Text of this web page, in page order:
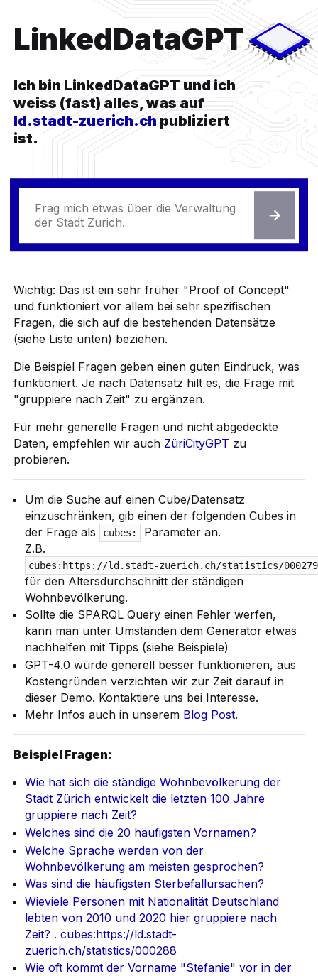
LinkedDataGPT
Ich bin LinkedDataGPT und ich
weiss (fast) alles, was auf
ld.stadt-zuerich.ch publiziert
ist.
Frage
Wichtig: Das ist ein sehr früher "Proof of Concept"
und funktioniert vor allem bei sehr spezifischen
Fragen, die sich auf die bestehenden Datensätze
(siehe Liste unten) beziehen.
Die Beispiel Fragen geben einen guten Eindruck, was
funktioniert. Je nach Datensatz hilt es, die Frage mit
"gruppiere nach Zeit" zu ergänzen.
Für mehr generelle Fragen und nicht abgedeckte
Daten, empfehlen wir auch ZüriCityGPT zu
probieren.
Um die Suche auf einen Cube/Datensatz
einzuschränken, gib einen der folgenden Cubes in
der Frage als
cubes:
Parameter an.
Z.B.
cubes:https://ld.stadt-zuerich.ch/statistics/000279
für den Altersdurchschnitt der ständigen
Wohnbevölkerung.
Sollte die SPARQL Query einen Fehler werfen,
kann man unter Umständen dem Generator etwas
nachhelfen mit Tipps (siehe Beispiele)
GPT-4.0 würde generell besser funktionieren, aus
Kostengründen verzichten wir zur Zeit darauf in
dieser Demo. Kontaktiere uns bei Interesse.
Mehr Infos auch in unserem Blog Post.
Beispiel Fragen:
Wie hat sich die ständige Wohnbevölkerung der
Stadt Zürich entwickelt die letzten 100 Jahre
gruppiere nach Zeit?
Welches sind die 20 häufigsten Vornamen?
Welche Sprache werden von der
Wohnbevölkerung am meisten gesprochen?
Was sind die häufigsten Sterbefallursachen?
Wieviele Personen mit Nationalität Deutschland
lebten von 2010 und 2020 hier gruppiere nach
Zeit? . cubes:https://ld.stadt-
zuerich.ch/statistics/000288
Wie oft kommt der Vorname "Stefanie" vor in der